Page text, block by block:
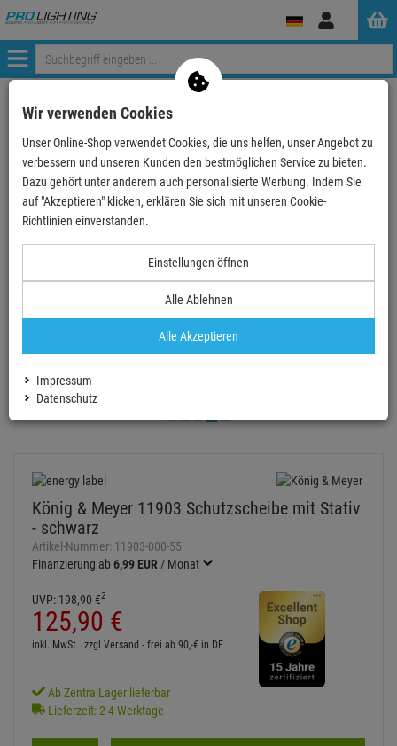
Anmelden
Menü
Weiter einkaufen ProLighting
- 37 %
König & Meyer 11903 Schutzscheibe mit Stativ
- schwarz
Artikel-Nummer: 11903-000-55
Finanzierung ab6,99 EUR / Monat
UVP: 198,90 €2
125,90 €
inkl. MwSt. zzgl Versand - frei ab 90,-€ in DE
Ab ZentralLager lieferbar
Lieferzeit: 2-4 Werktage
Wir verwenden Cookies
Unser Online-Shop verwendet Cookies, die uns helfen, unser Angebot zu
verbessern und unseren Kunden den bestmöglichen Service zu bieten.
Dazu gehört unter anderem auch personalisierte Werbung. Indem Sie
auf "Akzeptieren" klicken, erklären Sie sich mit unseren Cookie-
Richtlinien einverstanden.
Einstellungen öffnen
Alle Ablehnen
Alle Akzeptieren
Impressum
Datenschutz